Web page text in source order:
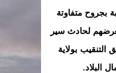
بجروح متفاوتة
لحادث سير
بولاية
البلاد.